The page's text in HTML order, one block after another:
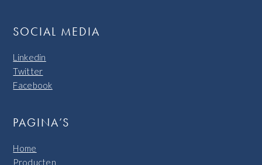
SOCIAL MEDIA
Linkedin
Twitter
Facebook
PAGINA’S
Home
Producten